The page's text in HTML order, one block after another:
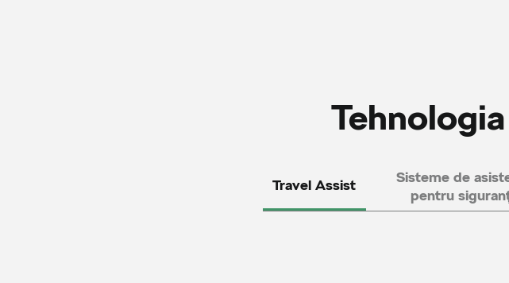
Travel Assist
Sisteme de
pentru